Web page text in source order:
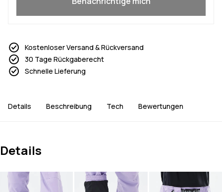
Kostenloser Versand & Rückversand
30 Tage Rückgaberecht
Schnelle Lieferung
Details Beschreibung Tech Bewertungen
Details